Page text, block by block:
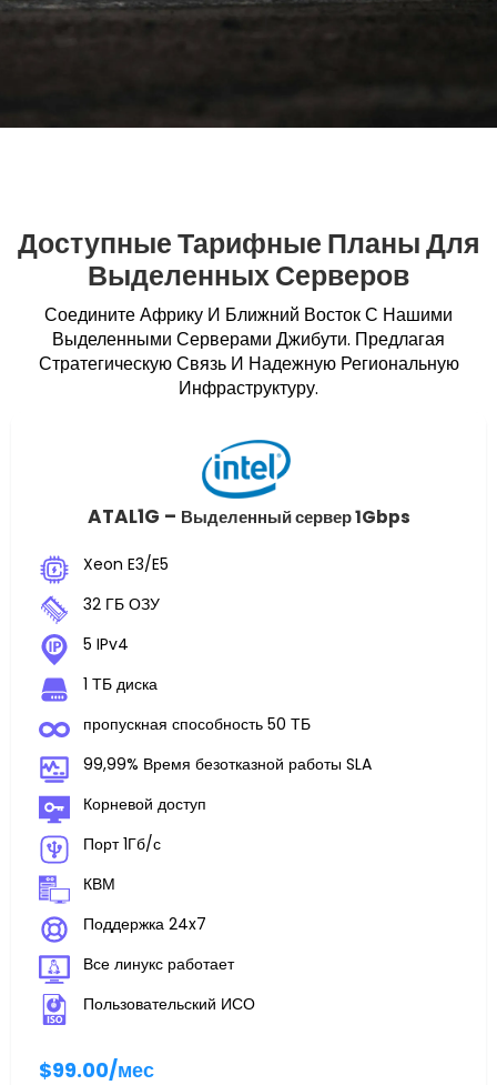
Доступные Тарифные Планы Для
Выделенных Серверов
Соедините Африку И Ближний Восток С Нашими
Выделенными Серверами Джибути. Предлагая
Стратегическую Связь И Надежную Региональную
Инфраструктуру.
ATAL1G – Выделенный сервер 1Gbps
Xeon E3/E5
32 ГБ ОЗУ
5 IPv4
1 ТБ диска
пропускная способность 50 ТБ
99,99% Время безотказной работы SLA
Корневой доступ
Порт 1Гб/с
КВМ
Поддержка 24x7
Все линукс работает
Пользовательский ИСО
$99.00/мес